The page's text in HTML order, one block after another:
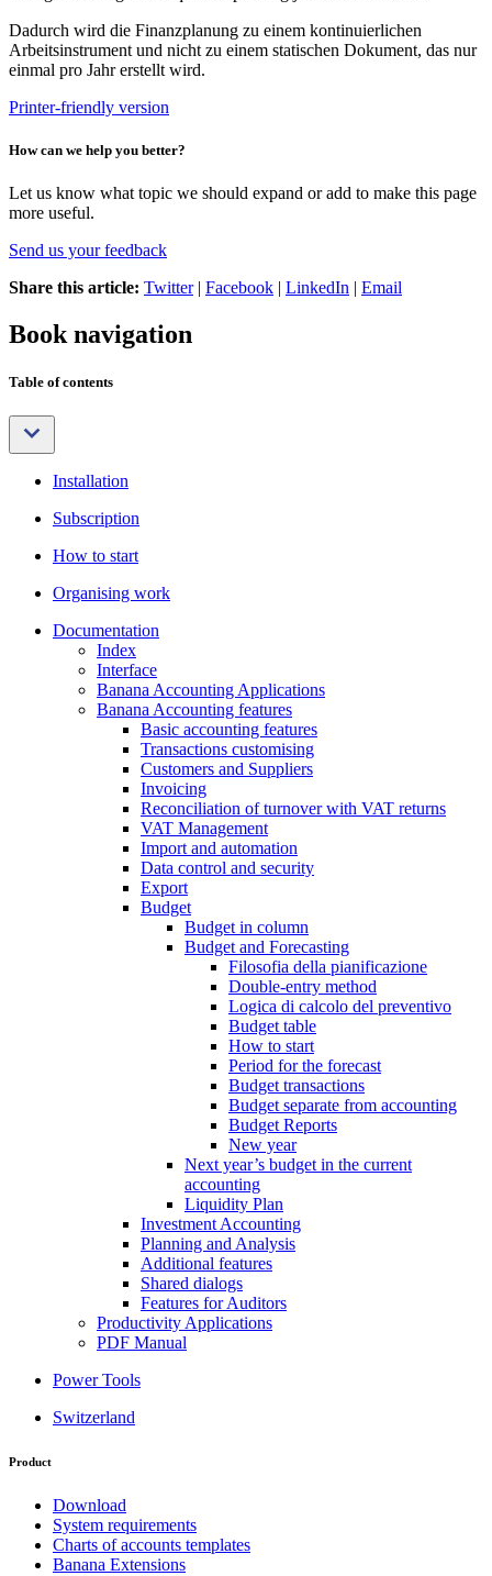
Dadurch wird die Finanzplanung zu einem kontinuierlichen
Arbeitsinstrument und nicht zu einem statischen Dokument, das nur
einmal pro Jahr erstellt wird.
Printer-friendly version
How can we help you better?
Let us know what topic we should expand or add to make this page
more useful.
Send us your feedback
Share this article: Twitter| Facebook | LinkedIn | Email
Book navigation
Table of contents
Installation
Subscription
How to start
Organising work
Documentation
Index
Interface
Banana Accounting Applications
Banana Accounting features
Basic accounting features
Transactions customising
Customers and Suppliers
Invoicing
Reconciliation of turnover with VAT returns
VAT Management
Import and automation
Data control and security
Export
Budget
Budget in column
Budget and Forecasting
Filosofia della pianificazione
Double-entry method
Logica di calcolo del preventivo
Budget table
How to start
Period for the forecast
Budget transactions
Budget separate from accounting
Budget Reports
New year
Next year’s budget in the current
accounting
Liquidity Plan
Investment Accounting
Planning and Analysis
Additional features
Shared dialogs
Features for Auditors
Productivity Applications
PDF Manual
Power Tools
Switzerland
Product
Download
System requirements
Charts of accounts templates
Banana Extensions